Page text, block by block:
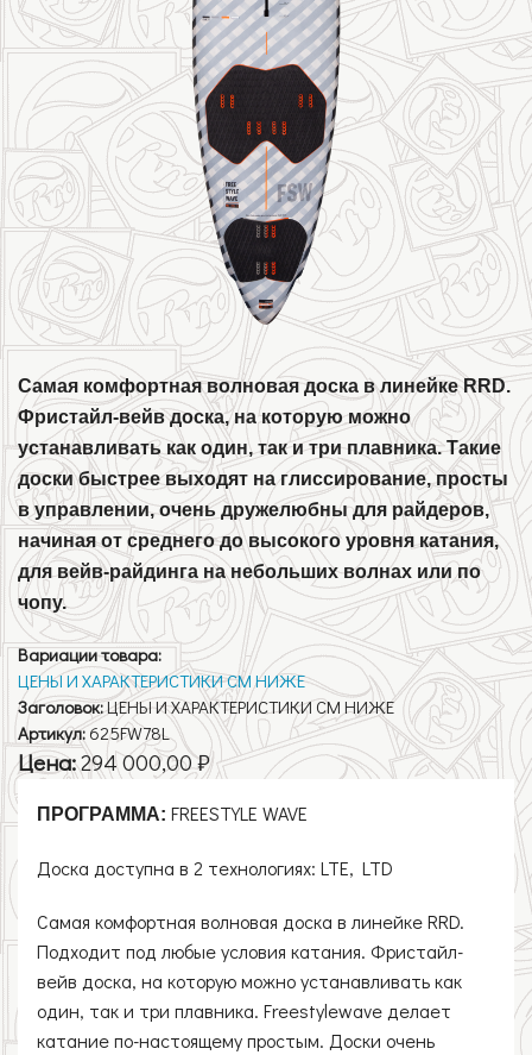
Самая комфортная волновая доска в линейке RRD.
Фристайл-вейв доска, на которую можно
устанавливать как один, так и три плавника. Такие
доски быстрее выходят на глиссирование, просты
в управлении, очень дружелюбны для райдеров,
начиная от среднего до высокого уровня катания,
для вейв-райдинга на небольших волнах или по
чопу.
Вариации товара:
ЦЕНЫ И ХАРАКТЕРИСТИКИ СМ НИЖЕ
Заголовок:ЦЕНЫ И ХАРАКТЕРИСТИКИ СМ НИЖЕ
Артикул:625FW78L
Цена:294 000,00 ₽
ПРОГРАММА: FREESTYLE WAVE
Доска доступна в 2 технологиях: LTE, LTD
Самая комфортная волновая доска в линейке RRD.
Подходит под любые условия катания. Фристайл-
вейв доска, на которую можно устанавливать как
один, так и три плавника. Freestylewave делает
катание по-настоящему простым. Доски очень